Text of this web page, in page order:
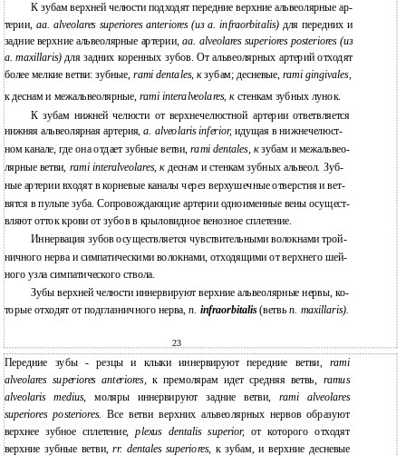
К зубам верхней челюсти подходят передние верхние альвеолярные ар-
терии, аа. alveolares superiores anteriores (из а. infraorbitalis) для передних и
задние верхние альвеолярные артерии,аа. alveolares superiores posteriores (из
a. maxillaris)для задних коренных зубов. От альвеолярных артерий отходят
более мелкие ветви: зубные,rami dentales, кзубам; десневые,rami gingivales,
к деснам и межальвеолярные,rami interalveolares, кстенкам зубных лунок.
К зубам нижней челюсти от верхнечелюстной артерии ответвляется
нижняя альвеолярная артерия,a. alveolaris inferior, идущая в нижнечелюст-
ном канале, где она отдает зубные ветви,rami dentales, кзубам и межальвео-
лярные ветви, rami interalveolares, к деснам и стенкам зубных альвеол. Зуб-
ные артерии входят в корневые каналы через верхушечные отверстия и вет-
вятся в пульпе зуба. Сопровождающие артерии одноименные вены осущест-
вляют отток крови от зубов в крыловидное венозное сплетение.
Иннервация зубов осуществляется чувствительными волокнами трой-
ничного нерва и симпатическими волокнами, отходящими от верхнего шей-
ного узла симпатического ствола.
Зубы верхней челюсти иннервируют верхние альвеолярные нервы, ко-
торые отходят от подглазничного нерва,п. infraorbitalis(ветвьп. maxillaris).
23
Передние зубы - резцы и клыки иннервируют передние ветви, rami
alveolares superiores anteriores,к премолярам идет средняя ветвь, ramus
alveolaris medius,моляры иннервируют задние ветви, rami alveolares
superiores posteriores.Все ветви верхних альвеолярных нервов образуют
верхнее зубное сплетение,plexus dentalis superior,от которого отходят
верхние зубные ветви,rr. dentales superiores,к зубам, и верхние десневые